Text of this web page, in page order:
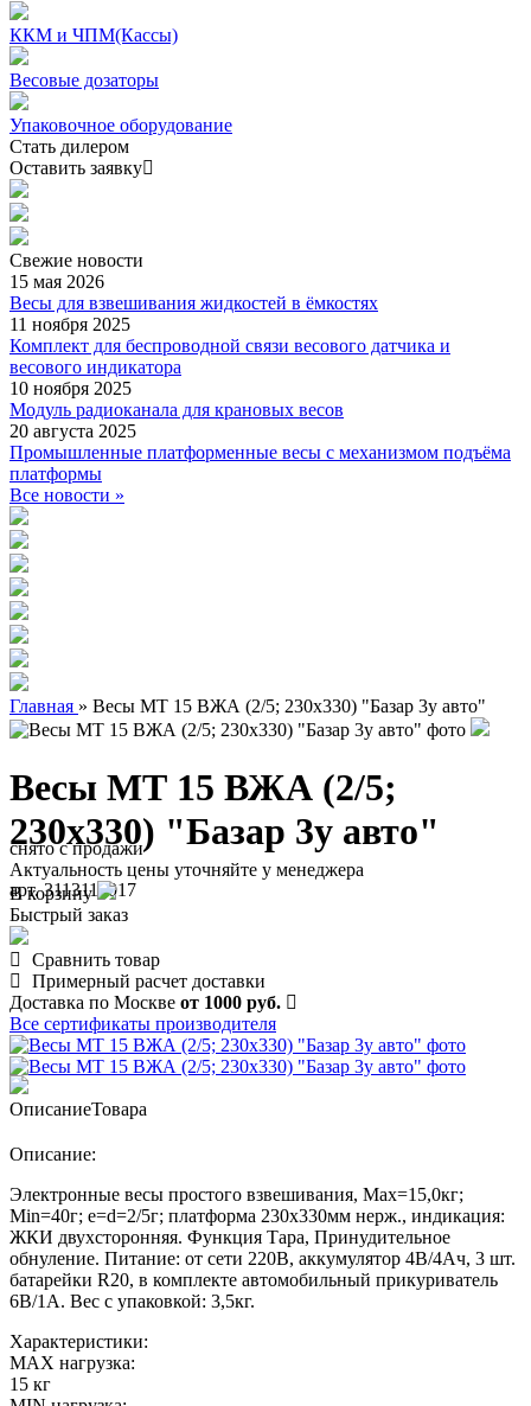
ККМ и ЧПМ(Кассы)
Весовые дозаторы
Упаковочное оборудование
Стать дилером
Оставить заявку
Свежие новости
15 мая 2026
Весы для взвешивания жидкостей в ёмкостях
11 ноября 2025
Комплект для беспроводной связи весового датчика и
весового индикатора
10 ноября 2025
Модуль радиоканала для крановых весов
20 августа 2025
Промышленные платформенные весы с механизмом подъёма
платформы
Все новости »
Главная » Весы МТ 15 ВЖА (2/5; 230х330) "Базар 3у авто"
Весы МТ 15 ВЖА (2/5;
230х330) "Базар 3у авто"
арт. 3113110017
снято с продажи
Актуальность цены уточняйте у менеджера
В корзину
Быстрый заказ
Сравнить товар
Примерный расчет доставки
Доставка по Москве от 1000 руб.
Все сертификаты производителя
ОписаниеТовара
Описание:
Электронные весы простого взвешивания, Мах=15,0кг;
Min=40г; e=d=2/5г; платформа 230х330мм нерж., индикация:
ЖКИ двухсторонняя. Функция Тара, Принудительное
обнуление. Питание: от сети 220В, аккумулятор 4В/4Ач, 3 шт.
батарейки R20, в комплекте автомобильный прикуриватель
6В/1А. Вес с упаковкой: 3,5кг.
Характеристики:
MAX нагрузка:
15 кг